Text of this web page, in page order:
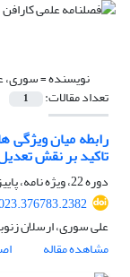
نویسنده =سوری،
تعداد مقالات: 1
رابطه میان ویژگی
تاکید بر نقش
دوره 22، ویژه نامه، پاییز 1404
علی سوری، ارسلان
مشاهده مقاله